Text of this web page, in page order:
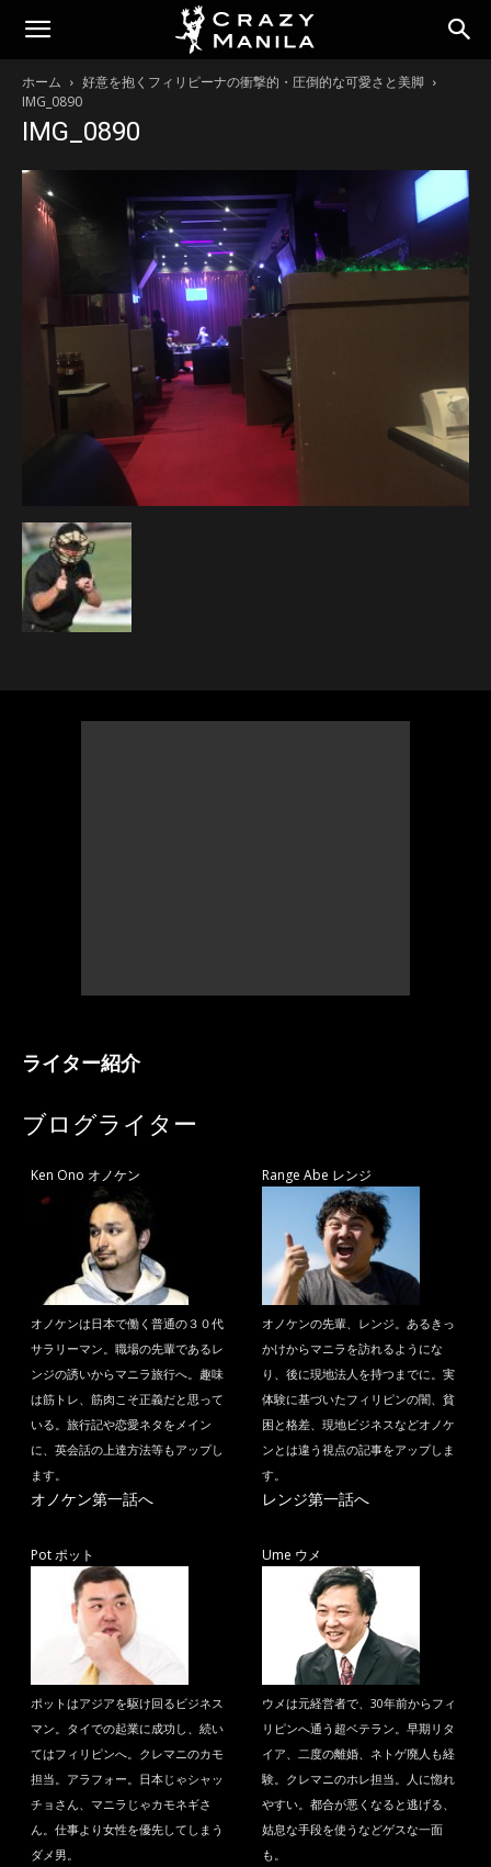
ホーム
好意を抱くフィリピーナの衝撃的・圧倒的な可愛さと美脚
IMG_0890
IMG_0890
ライター紹介
ブログライター
Ken Ono オノケン
オノケンは日本で働く普通の３０代
サラリーマン。職場の先輩であるレ
ンジの誘いからマニラ旅行へ。趣味
は筋トレ、筋肉こそ正義だと思って
いる。旅行記や恋愛ネタをメイン
に、英会話の上達方法等もアップし
ます。
オノケン第一話へ
Range Abe レンジ
オノケンの先輩、レンジ。あるきっ
かけからマニラを訪れるようにな
り、後に現地法人を持つまでに。実
体験に基づいたフィリピンの闇、貧
困と格差、現地ビジネスなどオノケ
ンとは違う視点の記事をアップしま
す。
レンジ第一話へ
Pot ポット
ポットはアジアを駆け回るビジネス
マン。タイでの起業に成功し、続い
てはフィリピンへ。クレマニのカモ
担当。アラフォー。日本じゃシャッ
チョさん、マニラじゃカモネギさ
ん。仕事より女性を優先してしまう
ダメ男。
Ume ウメ
ウメは元経営者で、30年前からフィ
リピンへ通う超ベテラン。早期リタ
イア、二度の離婚、ネトゲ廃人も経
験。クレマニのホレ担当。人に惚れ
やすい。都合が悪くなると逃げる、
姑息な手段を使うなどゲスな一面
も。